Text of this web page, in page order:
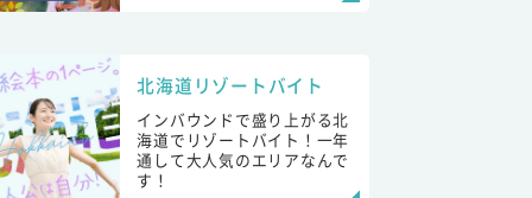
北海道リゾートバイト
インバウンドで盛り上がる北
海道でリゾートバイト！一年
通して大人気のエリアなんで
す！